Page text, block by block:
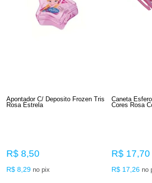
Apontador C/ Deposito Frozen Tris
Rosa Estrela
R$ 8,50
R$ 8,29 no pix
Caneta
Cores Rosa
R$ 17,70
R$ 17,26